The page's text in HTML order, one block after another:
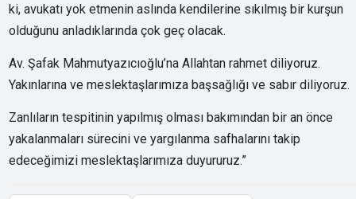
ki, avukatı yok etmenin aslında kendilerine sıkılmış bir kurşun
olduğunu anladıklarında çok geç olacak.
Av. Şafak Mahmutyazıcıoğlu’na Allahtan rahmet diliyoruz.
Yakınlarına ve meslektaşlarımıza başsağlığı ve sabır diliyoruz.
Zanlıların tespitinin yapılmış olması bakımından bir an önce
yakalanmaları sürecini ve yargılanma safhalarını takip
edeceğimizi meslektaşlarımıza duyururuz.”